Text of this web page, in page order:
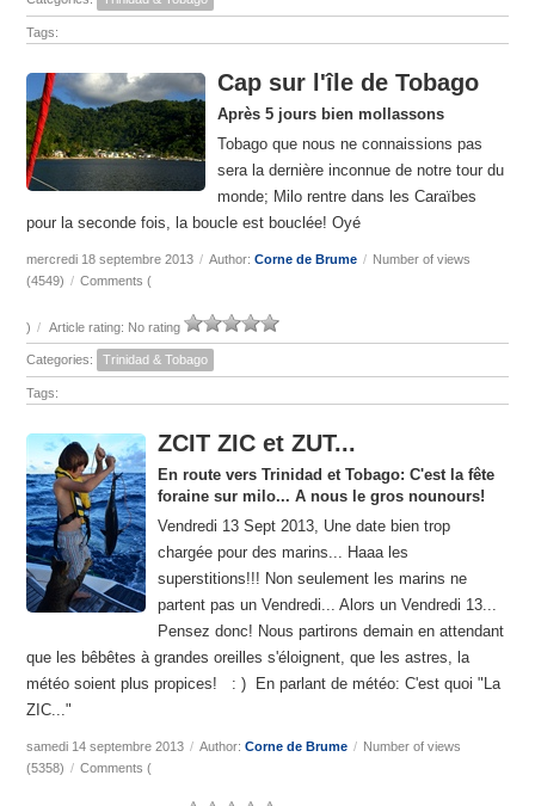
Tags:
Cap sur l'île de Tobago
Après 5 jours bien mollassons
Tobago que nous ne connaissions pas
sera la dernière inconnue de notre tour du
monde; Milo rentre dans les Caraïbes
pour la seconde fois, la boucle est bouclée! Oyé
mercredi 18 septembre 2013 / Author:Corne de Brume / Number of views
(4549) / Comments (
) / Article rating: No rating
Categories: Trinidad & Tobago
Tags:
ZCIT ZIC et ZUT...
En route vers Trinidad et Tobago: C'est la fête
foraine sur milo... A nous le gros nounours!
Vendredi 13 Sept 2013, Une date bien trop
chargée pour des marins... Haaa les
superstitions!!! Non seulement les marins ne
partent pas un Vendredi... Alors un Vendredi 13...
Pensez donc! Nous partirons demain en attendant
que les bêbêtes à grandes oreilles s'éloignent, que les astres, la
météo soient plus propices! : ) En parlant de météo: C'est quoi "La
ZIC..."
samedi 14 septembre 2013 / Author:Corne de Brume / Number of views
(5358) / Comments (